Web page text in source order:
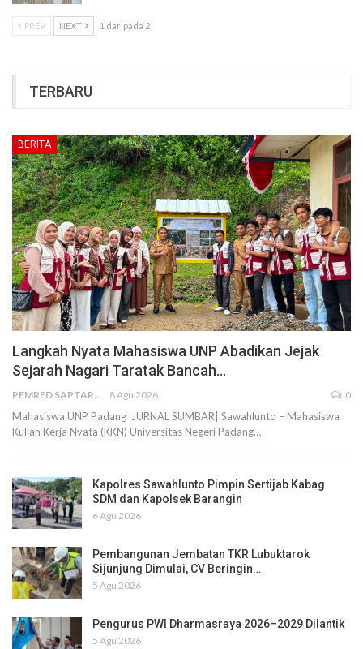
PREV NEXT 1 daripada 2
TERBARU
BERITA
Langkah Nyata Mahasiswa UNP Abadikan Jejak
Sejarah Nagari Taratak Bancah…
PEMRED SAPTARIUS 8 Agu 2026 0
Mahasiswa UNP Padang JURNAL SUMBAR| Sawahlunto – Mahasiswa
Kuliah Kerja Nyata (KKN) Universitas Negeri Padang…
Kapolres Sawahlunto Pimpin Sertijab Kabag
SDM dan Kapolsek Barangin
6 Agu 2026
Pembangunan Jembatan TKR Lubuktarok
Sijunjung Dimulai, CV Beringin…
5 Agu 2026
Pengurus PWI Dharmasraya 2026–2029 Dilantik
5 Agu 2026